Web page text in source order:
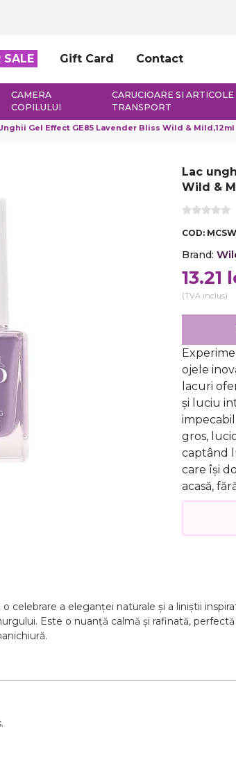
SALE Gift Card Contact
CAMERA
COPILULUI
CARUCIOARE SI ARTICOLE
TRANSPORT
Gel Effect GE85 Lavender Bliss Wild & Mild,12ml
Lac
Wild &
COD:
Brand:
13.21
(TVA inclus)
ojele
lacuri
și luciu
gros,
captând
care își
acasă,
o celebrare a eleganței naturale și a liniștii
Este o nuanță calmă și rafinată,